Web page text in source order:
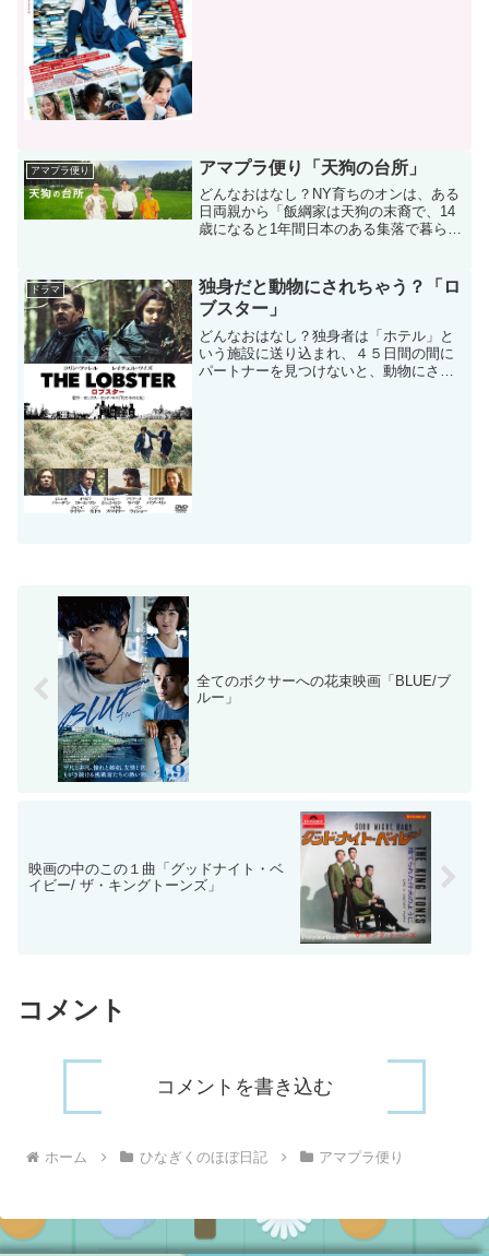
アマプラ便り アマプラ便り「天狗の台所」
どんなおはなし？NY育ちのオンは、ある
日両親から「飯綱家は天狗の末裔で、14
歳になると1年間日本のある集落で暮らさ
ことのない兄・基（もとい）のもとで1年
間暮らすことに・...
ドラマ
独身だと動物にされちゃう？「ロ
ブスター」
どんなおはなし？独身者は「ホテル」と
いう施設に送り込まれ、４５日間の間に
パートナーを見つけないと、動物にされ
全てのボクサーへの花束映画「BLUE/ブ
ルー」
映画の中のこの１曲「グッドナイト・ベ
イビー/ ザ・キングトーンズ」
コメント
コメントを書き込む
ホーム ひなぎくのほぼ日記 アマプラ便り